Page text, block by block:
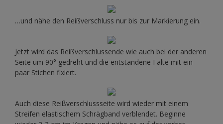
…und nähe den Reißverschluss nur bis zur Markierung ein.
Jetzt wird das Reißverschlussende wie auch bei der anderen
Seite um 90° gedreht und die entstandene Falte mit ein
paar Stichen fixiert.
Auch diese Reißverschlussseite wird wieder mit einem
Streifen elastischem Schrägband verblendet. Beginne